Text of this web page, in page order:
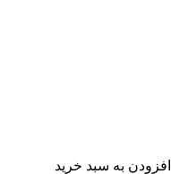
افزودن به سبد خرید